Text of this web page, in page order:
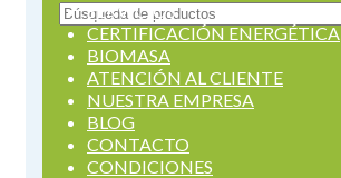
Buscar
por:
SERVICIOS
CERTIFICACIÓN ENERGÉTICA
BIOMASA
ATENCIÓN AL CLIENTE
NUESTRA EMPRESA
BLOG
CONTACTO
CONDICIONES